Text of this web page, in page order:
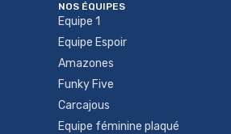
NOS ÉQUIPES
Equipe 1
Equipe Espoir
Amazones
Funky Five
Carcajous
Equipe féminine plaqué